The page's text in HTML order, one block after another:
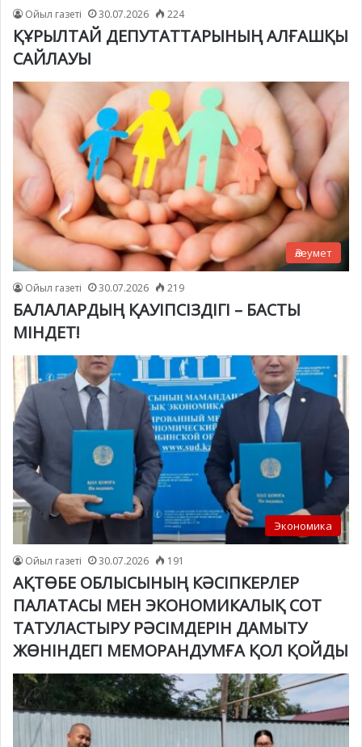
Ойыл газеті 30.07.2026 224
ҚҰРЫЛТАЙ ДЕПУТАТТАРЫНЫҢ АЛҒАШҚЫ
САЙЛАУЫ
Әлеумет
Ойыл газеті 30.07.2026 219
БАЛАЛАРДЫҢ ҚАУІПСІЗДІГІ – БАСТЫ
МІНДЕТ!
Экономика
Ойыл газеті 30.07.2026 191
АҚТӨБЕ ОБЛЫСЫНЫҢ КӘСІПКЕРЛЕР
ПАЛАТАСЫ МЕН ЭКОНОМИКАЛЫҚ СОТ
ТАТУЛАСТЫРУ РӘСІМДЕРІН ДАМЫТУ
ЖӨНІНДЕГІ МЕМОРАНДУМҒА ҚОЛ ҚОЙДЫ